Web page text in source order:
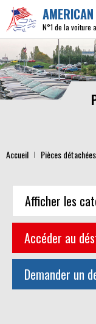
N°1 de la voiture
Accueil Pièces détachées
Afficher les
Accéder au
Demander un